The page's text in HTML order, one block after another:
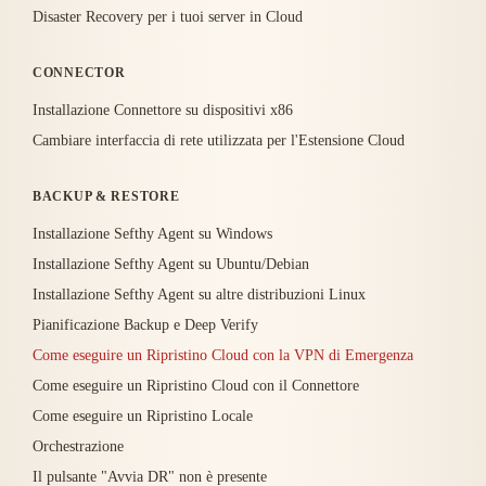
Disaster Recovery per i tuoi server in Cloud
CONNECTOR
Installazione Connettore su dispositivi x86
Cambiare interfaccia di rete utilizzata per l'Estensione Cloud
BACKUP & RESTORE
Installazione Sefthy Agent su Windows
Installazione Sefthy Agent su Ubuntu/Debian
Installazione Sefthy Agent su altre distribuzioni Linux
Pianificazione Backup e Deep Verify
Come eseguire un Ripristino Cloud con la VPN di Emergenza
Come eseguire un Ripristino Cloud con il Connettore
Come eseguire un Ripristino Locale
Orchestrazione
Il pulsante "Avvia DR" non è presente